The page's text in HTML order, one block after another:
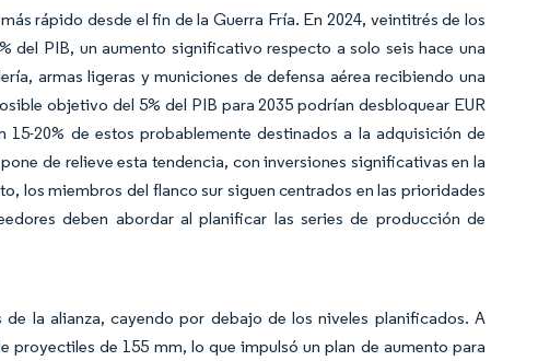
rápido desde el fin de la Guerra Fría. En 2024, veintitrés de los
PIB, un aumento significativo respecto a solo seis hace una
armas ligeras y municiones de defensa aérea recibiendo una
objetivo del 5% del PIB para 2035 podrían desbloquear EUR
15-20% de estos probablemente destinados a la adquisición de
de relieve esta tendencia, con inversiones significativas en la
los miembros del flanco sur siguen centrados en las prioridades
deben abordar al planificar las series de producción de
la alianza, cayendo por debajo de los niveles planificados. A
de 155 mm, lo que impulsó un plan de aumento para